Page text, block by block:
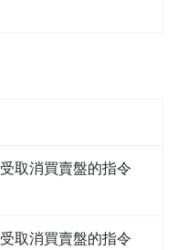
取消買賣盤的指令
取消買賣盤的指令